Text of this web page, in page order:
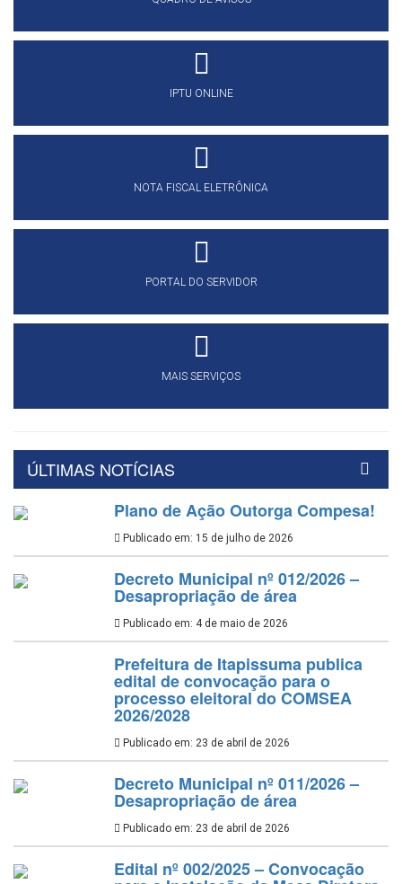
IPTU ONLINE
NOTA FISCAL ELETRÔNICA
PORTAL DO SERVIDOR
MAIS SERVIÇOS
ÚLTIMAS NOTÍCIAS
Plano de Ação Outorga Compesa!
Publicado em: 15 de julho de 2026
Decreto Municipal nº 012/2026 –
Desapropriação de área
Publicado em: 4 de maio de 2026
Prefeitura de Itapissuma publica
edital de convocação para o
processo eleitoral do COMSEA
2026/2028
Publicado em: 23 de abril de 2026
Decreto Municipal nº 011/2026 –
Desapropriação de área
Publicado em: 23 de abril de 2026
Edital nº 002/2025 – Convocação